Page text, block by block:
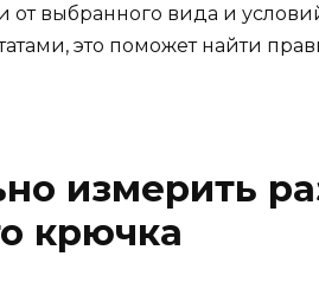
от выбранного вида и
это поможет найти
измерить
крючка